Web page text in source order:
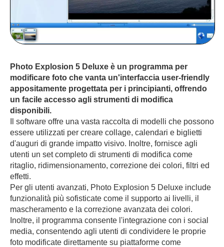
Photo Explosion 5 Deluxe è un programma per
modificare foto che vanta un'interfaccia user-friendly
appositamente progettata per i principianti, offrendo
un facile accesso agli strumenti di modifica
disponibili.
Il software offre una vasta raccolta di modelli che possono
essere utilizzati per creare collage, calendari e biglietti
d'auguri di grande impatto visivo. Inoltre, fornisce agli
utenti un set completo di strumenti di modifica come
ritaglio, ridimensionamento, correzione dei colori, filtri ed
effetti.
Per gli utenti avanzati, Photo Explosion 5 Deluxe include
funzionalità più sofisticate come il supporto ai livelli, il
mascheramento e la correzione avanzata dei colori.
Inoltre, il programma consente l'integrazione con i social
media, consentendo agli utenti di condividere le proprie
foto modificate direttamente su piattaforme come